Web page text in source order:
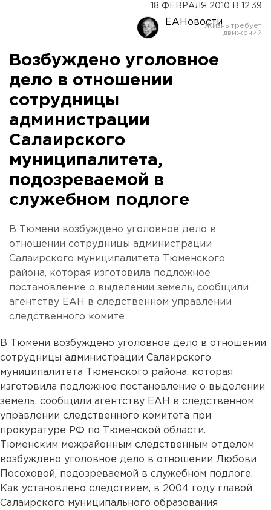
18 ФЕВРАЛЯ 2010 В 12:39
ЕАНовости
Возбуждено уголовное
дело в отношении
сотрудницы
администрации
Салаирского
муниципалитета,
подозреваемой в
служебном подлоге
В Тюмени возбуждено уголовное дело в
отношении сотрудницы администрации
Салаирского муниципалитета Тюменского
района, которая изготовила подложное
постановление о выделении земель, сообщили
агентству ЕАН в следственном управлении
следственного комите
В Тюмени возбуждено уголовное дело в отношении
сотрудницы администрации Салаирского
муниципалитета Тюменского района, которая
изготовила подложное постановление о выделении
земель, сообщили агентству ЕАН в следственном
управлении следственного комитета при
прокуратуре РФ по Тюменской области.
Тюменским межрайонным следственным отделом
возбуждено уголовное дело в отношении Любови
Посоховой, подозреваемой в служебном подлоге.
Как установлено следствием, в 2004 году главой
Салаирского муниципального образования